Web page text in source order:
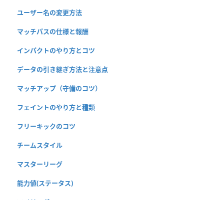
ユーザー名の変更方法
マッチパスの仕様と報酬
インパクトのやり方とコツ
データの引き継ぎ方法と注意点
マッチアップ（守備のコツ）
フェイントのやり方と種類
フリーキックのコツ
チームスタイル
マスターリーグ
能力値(ステータス)